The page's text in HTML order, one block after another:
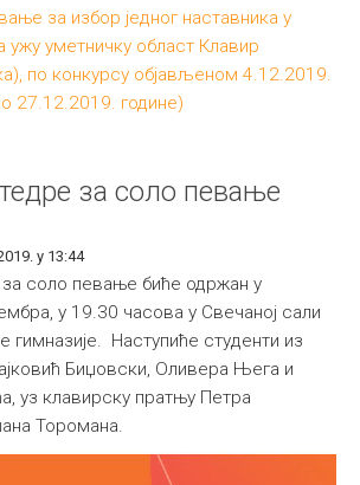
за избор једног наставника у
ужу уметничку област Клавир
по конкурсу објављеном 4.12.2019.
27.12.2019. године)
за соло певање
у 13:44
соло певање биће одржан у
у 19.30 часова у Свечаној сали
гимназије. Наступиће студенти из
Биџовски, Оливера Њега и
уз клавирску пратњу Петра
Торомана.